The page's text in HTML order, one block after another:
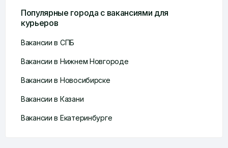
Популярные города с вакансиями для
курьеров
Вакансии в СПБ
Вакансии в Нижнем Новгороде
Вакансии в Новосибирске
Вакансии в Казани
Вакансии в Екатеринбурге